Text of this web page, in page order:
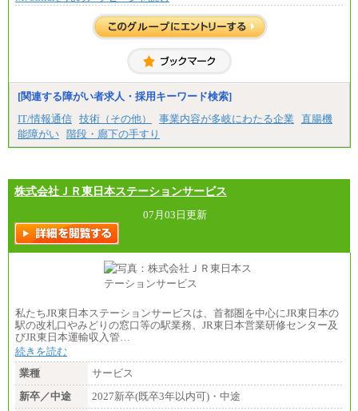
※試用期間中も給与に変更はございません。
＜募集各社・全職種共通＞
月給21万円以上～
※試用期間中の給与に変更はありません。
ます。
[関連する障がい者求人・採用キーワード検索]
IT/情報通信 技術（その他） 事業内容が多岐にわたる企業
直腸機
能障がい 階段・廊下の手すり
株式会社ＪＲ東日本ステーションサービス
07月03日更新
私たちJR東日本ステーションサービスは、首都圏を中心にJR東日本の
駅の改札口やみどりの窓口等の駅業務、JR東日本営業研修センター及
びJR東日本運輸収入管…
続きを読む
業種
サービス
新卒／中途
2027新卒(既卒3年以内可)・中途